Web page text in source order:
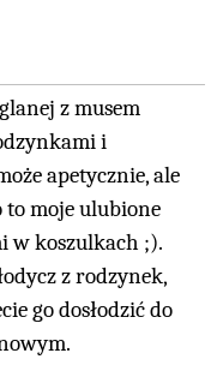
z musem
i
apetycznie, ale
to moje ulubione
w koszulkach ;).
z rodzynek,
go dosłodzić do